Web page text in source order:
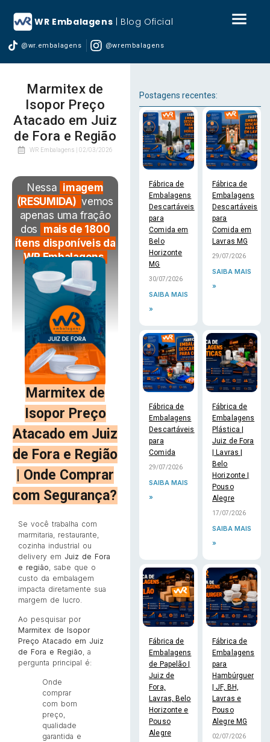
WR Embalagens | Blog Oficial
@wr.embalagens @wrembalagens
Marmitex de
Isopor Preço
Atacado em Juiz
de Fora e Região
WR Embalagens |02/03/2026
Nessa imagem
(RESUMIDA) vemos
apenas uma fração
dos mais de 1800
ítens disponíveis da
WR Embalagens
Marmitex de
Isopor Preço
Atacado em Juiz
de Fora e Região
| Onde Comprar
com Segurança?
Se você trabalha com
marmitaria, restaurante,
cozinha industrial ou
delivery em Juiz de Fora
e região , sabe que o
custo da embalagem
impacta diretamente sua
margem de lucro.
Ao pesquisar por
Marmitex de Isopor
Preço Atacado em Juiz
de Fora e Região , a
pergunta principal é:
Onde
comprar
com bom
preço,
qualidade
garantida e
Postagens recentes:
Fábrica de
Embalagens
Descartáveis
para
Comida em
Belo
Horizonte
MG
30/07/2026
SAIBA MAIS
»
Fábrica de
Embalagens
Descartáveis
para
Comida em
Lavras MG
29/07/2026
SAIBA MAIS
»
Fábrica de
Embalagens
Descartáveis
para
Comida
29/07/2026
SAIBA MAIS
»
Fábrica de
Embalagens
Plástica |
Juiz de Fora
| Lavras |
Belo
Horizonte |
Pouso
Alegre
17/07/2026
SAIBA MAIS
»
Fábrica de
Embalagens
de Papelão |
Juiz de
Fora,
Lavras, Belo
Horizonte e
Pouso
Alegre
Fábrica de
Embalagens
para
Hambúrguer
| JF, BH,
Lavras e
Pouso
Alegre MG
02/07/2026